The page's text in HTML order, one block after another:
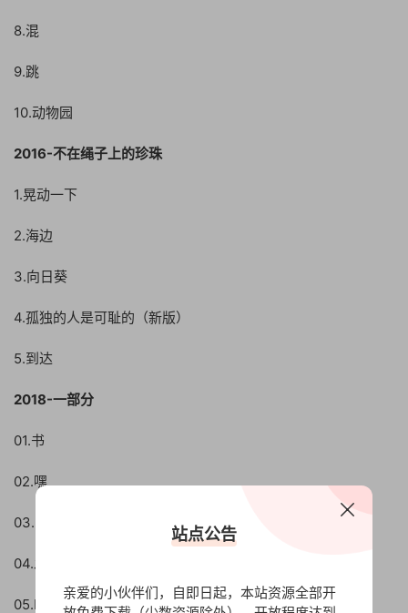
8.混
9.跳
10.动物园
2016-不在绳子上的珍珠
1.晃动一下
2.海边
3.向日葵
4.孤独的人是可耻的（新版）
5.到达
2018-一部分
01.书
02.嘿
03.时空
04.发光
05.ELLA
站点公告
亲爱的小伙伴们，自即日起，本站资源全部开